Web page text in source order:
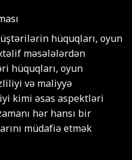
hüquqları, oyun
məsələlərdən
hüquqları, oyun
və maliyyə
kimi əsas aspektləri
hər hansı bir
müdafiə etmək